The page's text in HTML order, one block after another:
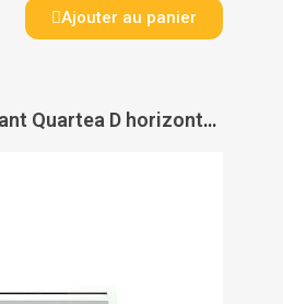
Ajouter au panier
Panneau rayonnant Quartea D horizontal - INTUIS